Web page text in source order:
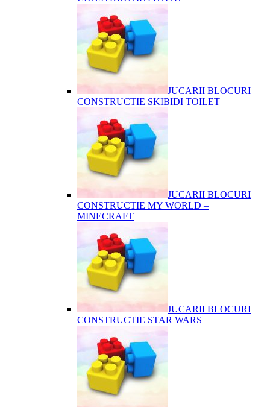
JUCARII BLOCURI
CONSTRUCTIE SKIBIDI TOILET
JUCARII BLOCURI
CONSTRUCTIE MY WORLD –
MINECRAFT
JUCARII BLOCURI
CONSTRUCTIE STAR WARS